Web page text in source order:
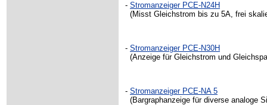
- Stromanzeiger PCE-N24H
(Misst Gleichstrom bis zu 5A, frei
- StromanzeigerPCE-N30H
(Anzeige für Gleichstrom und
- StromanzeigerPCE-NA 5
(Bargraphanzeige für diverse analoge